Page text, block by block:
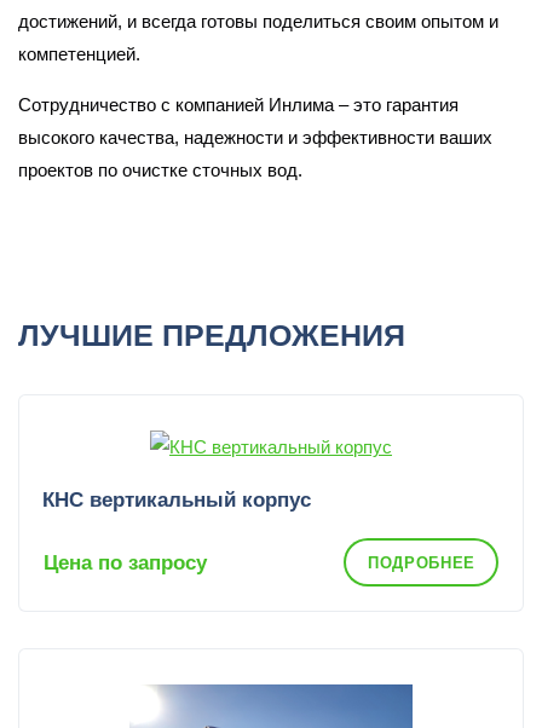
достижений, и всегда готовы поделиться своим опытом и
компетенцией.
Сотрудничество с компанией Инлима – это гарантия
высокого качества, надежности и эффективности ваших
проектов по очистке сточных вод.
ЛУЧШИЕ ПРЕДЛОЖЕНИЯ
КНС вертикальный корпус
Цена по запросу ПОДРОБНЕЕ